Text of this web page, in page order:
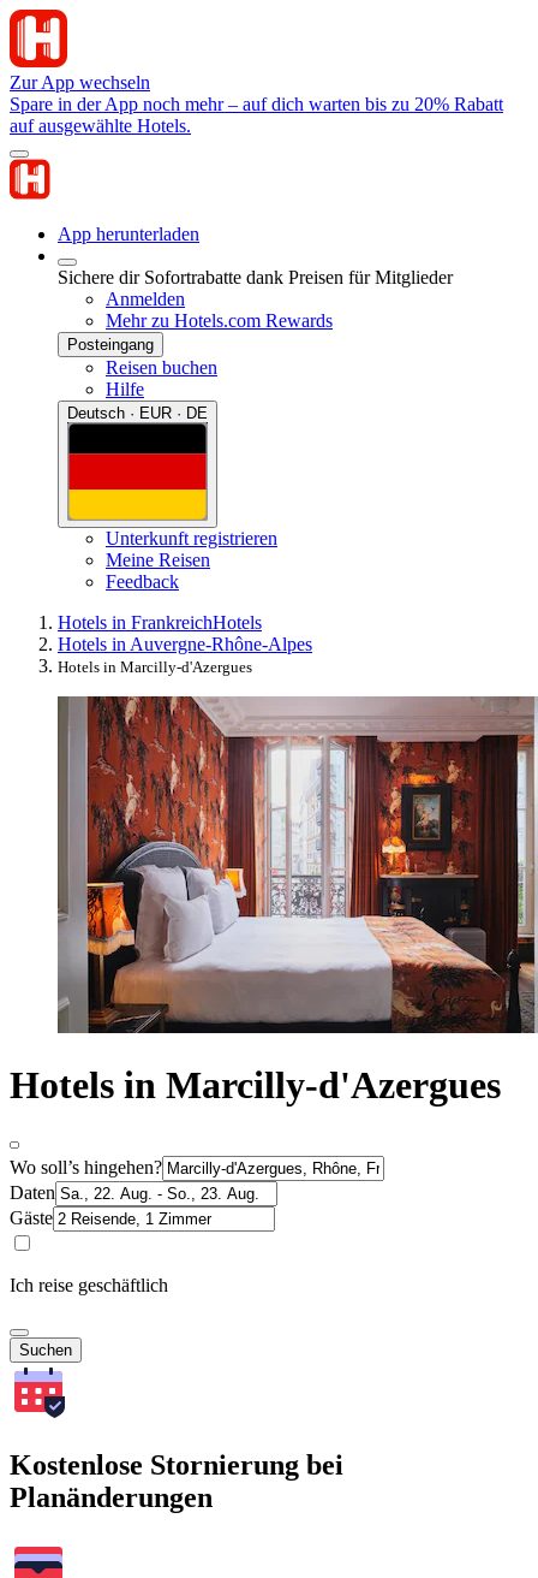
Zur App wechseln
Spare in der App noch mehr – auf dich warten bis zu 20% Rabatt
auf ausgewählte Hotels.
App herunterladen
Sichere dir Sofortrabatte dank Preisen für Mitglieder
Anmelden
Mehr zu Hotels.com Rewards
Posteingang
Reisen buchen
Hilfe
Deutsch · EUR · DE
Unterkunft registrieren
Meine Reisen
Feedback
Hotels in FrankreichHotels
Hotels in Auvergne-Rhône-Alpes
Hotels in Marcilly-d'Azergues
Hotels in Marcilly-d'Azergues
Wo soll’s hingehen?
Daten
Gäste
Ich reise geschäftlich
Suchen
Kostenlose Stornierung bei
Planänderungen